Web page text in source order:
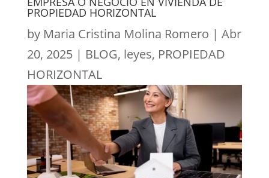
PROPIEDAD HORIZONTAL
by Maria Cristina Molina Romero | Abr
20, 2025| BLOG, leyes, PROPIEDAD
HORIZONTAL